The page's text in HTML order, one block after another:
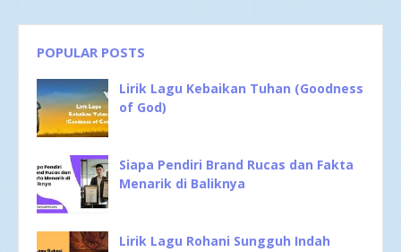
POPULAR POSTS
Lirik Lagu Kebaikan Tuhan (Goodness
of God)
Siapa Pendiri Brand Rucas dan Fakta
Menarik di Baliknya
Lirik Lagu Rohani Sungguh Indah